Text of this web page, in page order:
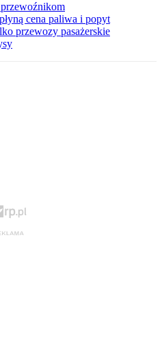
cena paliwa i popyt
przewozy pasażerskie